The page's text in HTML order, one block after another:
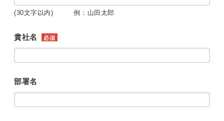
(30文字以内) 例：山田太郎
貴社名 必須
部署名